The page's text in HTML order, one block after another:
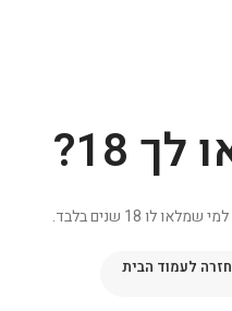
18?
18 שנים בלבד.
לעמוד הביתחנותפרסומים במדיה